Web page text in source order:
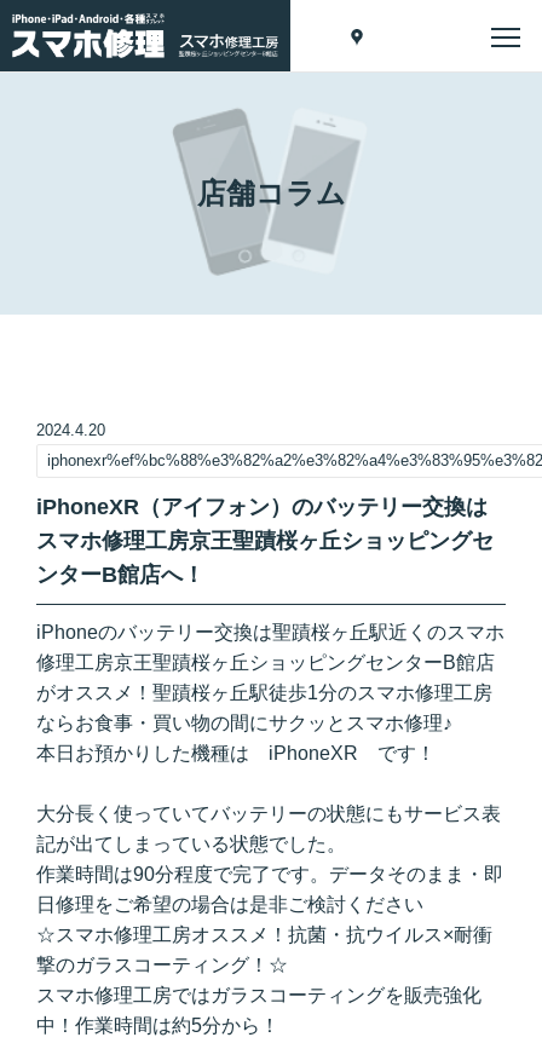
店舗コラム
2024.4.20
iPhoneXR（アイフォン）のバッテリー交換は
スマホ修理工房京王聖蹟桜ヶ丘ショッピングセ
ンターB館店へ！
iPhoneのバッテリー交換は聖蹟桜ヶ丘駅近くのスマホ
修理工房京王聖蹟桜ヶ丘ショッピングセンターB館店
がオススメ！聖蹟桜ヶ丘駅徒歩1分のスマホ修理工房
ならお食事・買い物の間にサクッとスマホ修理♪
本日お預かりした機種は iPhoneXR です！
大分長く使っていてバッテリーの状態にもサービス表
記が出てしまっている状態でした。
作業時間は90分程度で完了です。データそのまま・即
日修理をご希望の場合は是非ご検討ください
☆スマホ修理工房オススメ！抗菌・抗ウイルス×耐衝
撃のガラスコーティング！☆
スマホ修理工房ではガラスコーティングを販売強化
中！作業時間は約5分から！